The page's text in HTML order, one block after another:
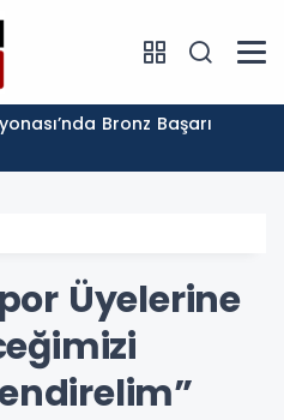
Bronz Başarı
Üyelerine